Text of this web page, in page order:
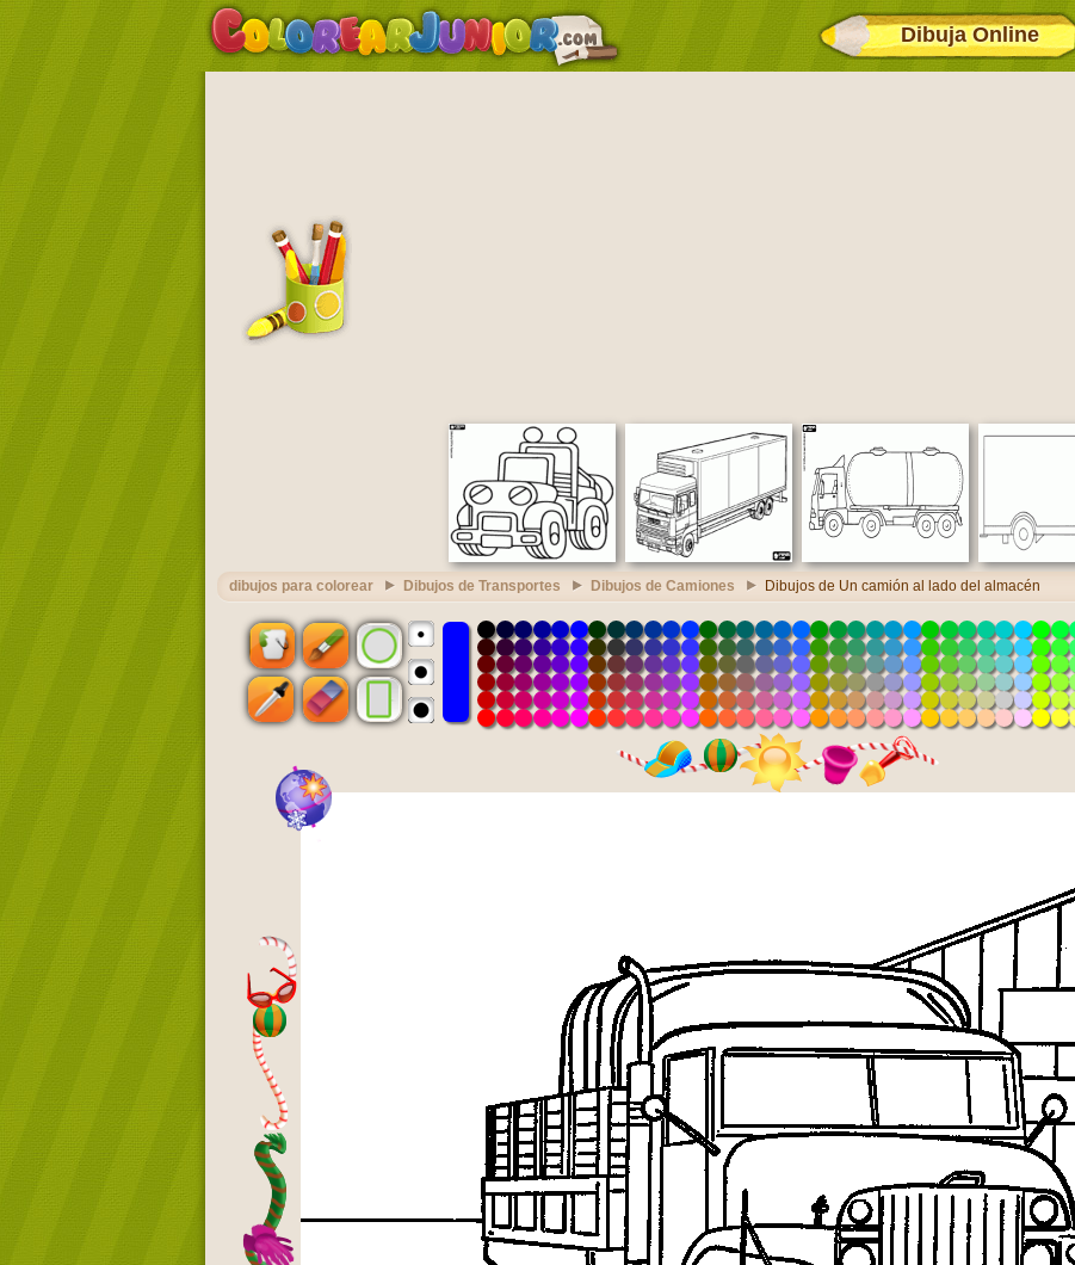
Dibuja Online
dibujos para colorear Dibujos de Transportes Dibujos de Camiones Dibujos de Un camión al lado del almacén